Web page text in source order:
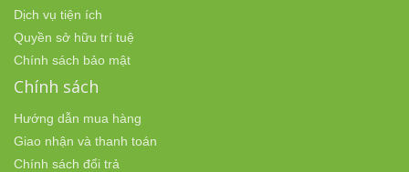
Dịch vụ tiện ích
Quyền sở hữu trí tuệ
Chính sách bảo mật
Chính sách
Hướng dẫn mua hàng
Giao nhận và thanh toán
Chính sách đổi trả